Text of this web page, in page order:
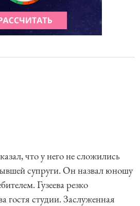
что у него не сложились
супруги. Он назвал юношу
Гузеева резко
гостя студии. Заслуженная